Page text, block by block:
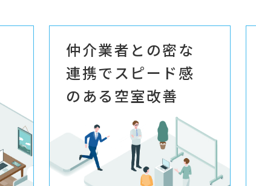
仲介業者との密な
連携でスピード感
のある空室改善